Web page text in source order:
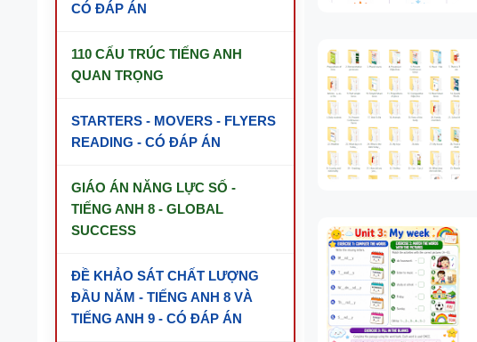
CÓ ĐÁP ÁN
110 CẤU TRÚC TIẾNG ANH
QUAN TRỌNG
STARTERS - MOVERS - FLYERS
READING - CÓ ĐÁP ÁN
GIÁO ÁN NĂNG LỰC SỐ -
TIẾNG ANH 8 - GLOBAL
SUCCESS
ĐỀ KHẢO SÁT CHẤT LƯỢNG
ĐẦU NĂM - TIẾNG ANH 8 VÀ
TIẾNG ANH 9 - CÓ ĐÁP ÁN